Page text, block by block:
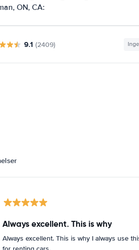
ON, CA:
9.1 (2409)
Always excellent. This is why
Always excellent. This is why I always use